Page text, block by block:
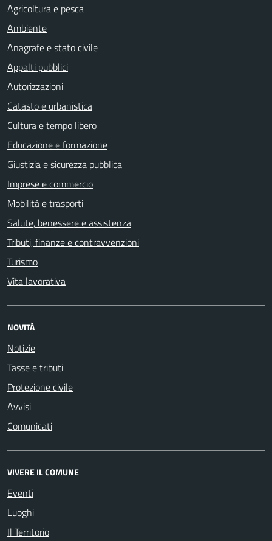
Agricoltura e pesca
Ambiente
Anagrafe e stato civile
Appalti pubblici
Autorizzazioni
Catasto e urbanistica
Cultura e tempo libero
Educazione e formazione
Giustizia e sicurezza pubblica
Imprese e commercio
Mobilità e trasporti
Salute, benessere e assistenza
Tributi, finanze e contravvenzioni
Turismo
Vita lavorativa
NOVITÀ
Notizie
Tasse e tributi
Protezione civile
Avvisi
Comunicati
VIVERE IL COMUNE
Eventi
Luoghi
Il Territorio